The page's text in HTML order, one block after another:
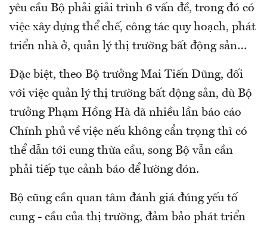
yêu cầu Bộ phải giải trình 6 vấn đề, trong đó có
việc xây dựng thể chế, công tác quy hoạch, phát
triển nhà ở, quản lý thị trường bất động sản…
Đặc biệt, theo Bộ trưởng Mai Tiến Dũng, đối
với việc quản lý thị trường bất động sản, dù Bộ
trưởng Phạm Hồng Hà đã nhiều lần báo cáo
Chính phủ về việc nếu không cẩn trọng thì có
thể dẫn tới cung thừa cầu, song Bộ vẫn cần
phải tiếp tục cảnh báo để lường đón.
Bộ cũng cần quan tâm đánh giá đúng yếu tố
cung - cầu của thị trường, đảm bảo phát triển